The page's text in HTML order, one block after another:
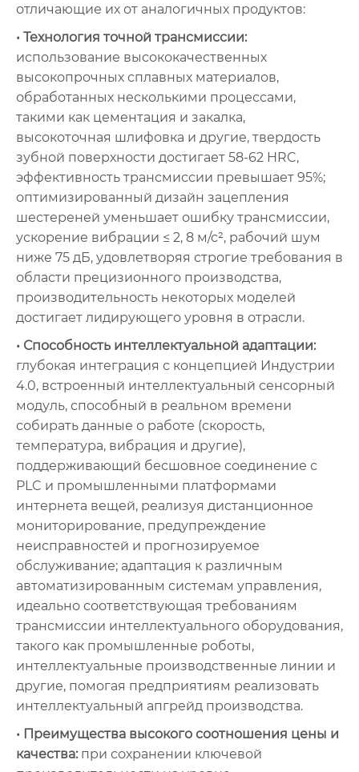
отличающие их от аналогичных продуктов:
• Технология точной трансмиссии:
использование высококачественных
высокопрочных сплавных материалов,
обработанных несколькими процессами,
такими как цементация и закалка,
высокоточная шлифовка и другие, твердость
зубной поверхности достигает 58-62 HRC,
эффективность трансмиссии превышает 95%;
оптимизированный дизайн зацепления
шестереней уменьшает ошибку трансмиссии,
ускорение вибрации ≤ 2, 8 м/с², рабочий шум
ниже 75 дБ, удовлетворяя строгие требования в
области прецизионного производства,
производительность некоторых моделей
достигает лидирующего уровня в отрасли.
• Способность интеллектуальной адаптации:
глубокая интеграция с концепцией Индустрии
4.0, встроенный интеллектуальный сенсорный
модуль, способный в реальном времени
собирать данные о работе (скорость,
температура, вибрация и другие),
поддерживающий бесшовное соединение с
PLC и промышленными платформами
интернета вещей, реализуя дистанционное
мониторирование, предупреждение
неисправностей и прогнозируемое
обслуживание; адаптация к различным
автоматизированным системам управления,
идеально соответствующая требованиям
трансмиссии интеллектуального оборудования,
такого как промышленные роботы,
интеллектуальные производственные линии и
другие, помогая предприятиям реализовать
интеллектуальный апгрейд производства.
• Преимущества высокого соотношения цены и
качества:при сохранении ключевой